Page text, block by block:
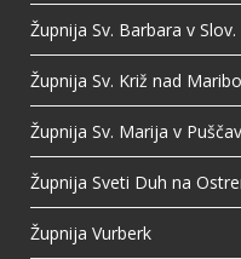
Župnija Sv. Barbara v
Župnija Sv. Križ nad
Župnija Sv. Marija v
Župnija Sveti Duh na
Župnija Vurberk